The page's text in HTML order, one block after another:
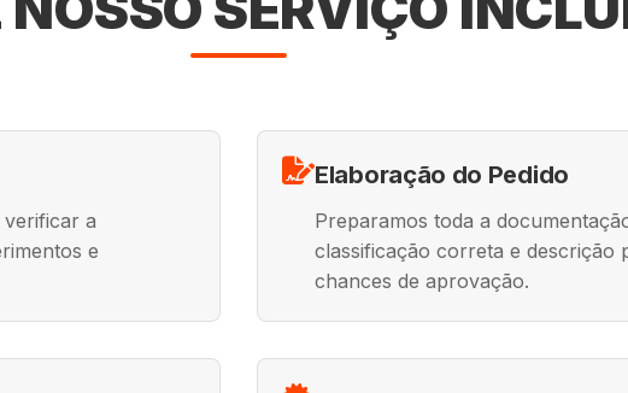
verificar a
e
Elaboração do Pedido
Preparamos toda a
classificação correta e descrição
chances de aprovação.